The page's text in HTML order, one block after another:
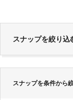
スナップを絞り込
スナップを条件から